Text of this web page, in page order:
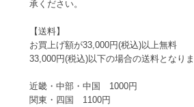
承ください。
【送料】
お買上げ額が33,000円(税込)以上無料
33,000円(税込)以下の場合の送料となりま
近畿・中部・中国 1000円
関東・四国 1100円